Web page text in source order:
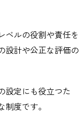
ベルの役割や責任を
設計や公正な評価の
設定にも役立つた
度です。